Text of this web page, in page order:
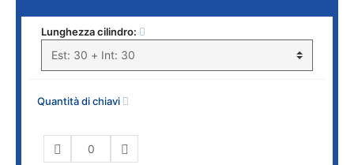
Lunghezza cilindro:
Quantità di chiavi